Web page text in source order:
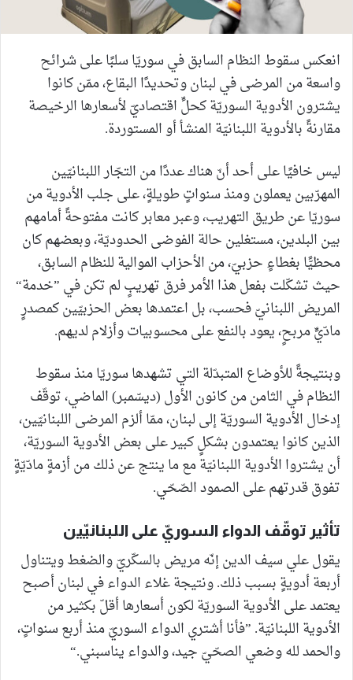
انعكس سقوط النظام السابق في سوريّا سلبًا على شرائح
واسعة من المرضى في لبنان وتحديدًا البقاع، ممّن كانوا
يشترون الأدوية السوريّة كحلٍّ اقتصاديّ لأسعارها الرخيصة
مقارنةً بالأدوية اللبنانيّة المنشأ أو المستوردة.
ليس خافيًا على أحد أنّ هناك عددًا من التجّار اللبنانيّين
المهرّبين يعملون ومنذ سنواتٍ طويلةٍ، على جلب الأدوية من
سوريّا عن طريق التهريب، وعبر معابر كانت مفتوحةً أمامهم
بين البلدين، مستغلين حالة الفوضى الحدوديّة، وبعضهم كان
محظيًّا بغطاءٍ حزبيّ، من الأحزاب الموالية للنظام السابق،
حيث تشكّلت بفعل هذا الأمر فرق تهريبٍ لم تكن في ”خدمة“
المريض اللبنانيّ فحسب، بل اعتمدها بعض الحزبيّين كمصدرٍ
مادّيٍّ مربحٍ، يعود بالنفع على محسوبيات وأزلام لديهم.
وبنتيجةً للأوضاع المتبدّلة التي تشهدها سوريّا منذ سقوط
النظام في الثامن من كانون الأول (ديسّمبر) الماضي، توقّف
إدخال الأدوية السوريّة إلى لبنان، ممّا ألزم المرضى اللبنانيّين،
الذين كانوا يعتمدون بشكلٍ كبير على بعض الأدوية السوريّة،
أن يشتروا الأدوية اللبنانيّة مع ما ينتج عن ذلك من أزمةٍ مادّيّةٍ
تفوق قدرتهم على الصمود الصّحّي.
تأثير توقّف الدواء السوريّ على اللبنانيّين
يقول علي سيف الدين إنّه مريض بالسكّريّ والضغط ويتناول
أربعة أدويةٍ بسبب ذلك. ونتيجة غلاء الدواء في لبنان أصبح
يعتمد على الأدوية السوريّة لكون أسعارها أقلّ بكثير من
الأدوية اللبنانيّة. ”فأنا أشتري الدواء السوريّ منذ أربع سنواتٍ،
والحمد لله وضعي الصحّيّ جيد، والدواء يناسبني.“